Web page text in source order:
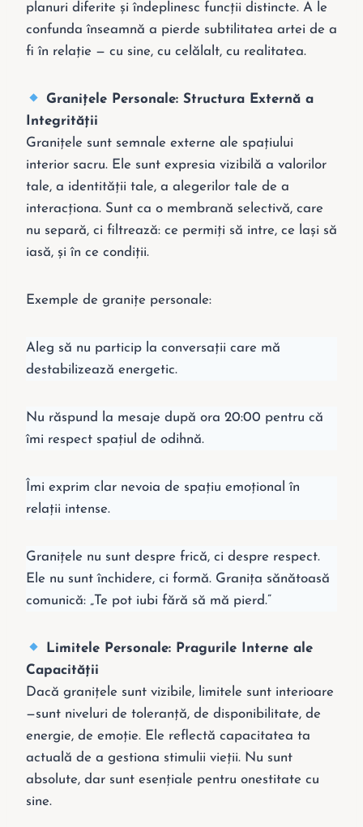
planuri diferite și îndeplinesc funcții distincte. A le
confunda înseamnă a pierde subtilitatea artei de a
fi în relație — cu sine, cu celălalt, cu realitatea.
Granițele Personale: Structura Externă a
Integrității
Granițele sunt semnale externe ale spațiului
interior sacru. Ele sunt expresia vizibilă a valorilor
tale, a identității tale, a alegerilor tale de a
interacționa. Sunt ca o membrană selectivă, care
nu separă, ci filtrează: ce permiți să intre, ce lași să
iasă, și în ce condiții.
Exemple de granițe personale:
Aleg să nu particip la conversații care mă
destabilizează energetic.
Nu răspund la mesaje după ora 20:00 pentru că
îmi respect spațiul de odihnă.
Îmi exprim clar nevoia de spațiu emoțional în
relații intense.
Granițele nu sunt despre frică, ci despre respect.
Ele nu sunt închidere, ci formă. Granița sănătoasă
comunică: „Te pot iubi fără să mă pierd.”
Limitele Personale: Pragurile Interne ale
Capacității
Dacă granițele sunt vizibile, limitele sunt interioare
—sunt niveluri de toleranță, de disponibilitate, de
energie, de emoție. Ele reflectă capacitatea ta
actuală de a gestiona stimulii vieții. Nu sunt
absolute, dar sunt esențiale pentru onestitate cu
sine.